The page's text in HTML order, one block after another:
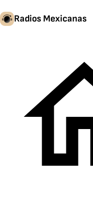
Radios Mexicanas